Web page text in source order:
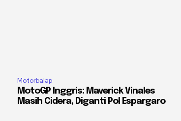
Motorbalap
MotoGP Inggris: Maverick Vinales
Masih Cidera, Diganti Pol Espargaro